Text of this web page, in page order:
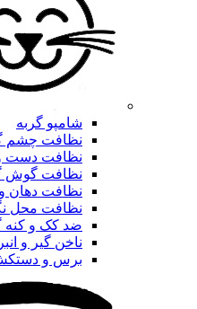
شامپو گربه
نظافت چشم
نظافت دست و
نظافت گوش
نظافت دهان و
نظافت محل
ضد کک و کنه
ناخن گیر و
برس و